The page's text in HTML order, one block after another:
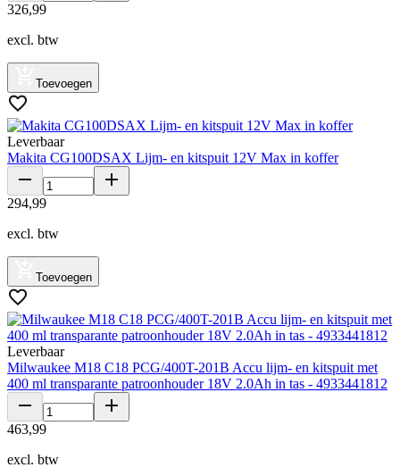
326,99
excl. btw
Toevoegen
Leverbaar
Makita CG100DSAX Lijm- en kitspuit 12V Max in koffer
294,99
excl. btw
Toevoegen
Leverbaar
Milwaukee M18 C18 PCG/400T-201B Accu lijm- en kitspuit met
400 ml transparante patroonhouder 18V 2.0Ah in tas - 4933441812
463,99
excl. btw